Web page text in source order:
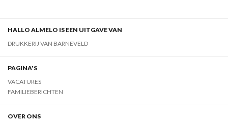
HALLO ALMELO IS EEN UITGAVE VAN
DRUKKERIJ VAN BARNEVELD
PAGINA'S
VACATURES
FAMILIEBERICHTEN
OVER ONS